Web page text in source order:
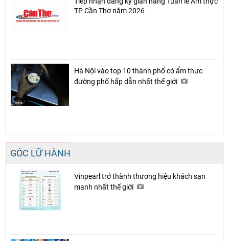
TP Cần Thơ năm 2026
Hà Nội vào top 10 thành phố có ẩm thực
đường phố hấp dẫn nhất thế giới
GÓC LỮ HÀNH
Vinpearl trở thành thương hiệu khách sạn
mạnh nhất thế giới